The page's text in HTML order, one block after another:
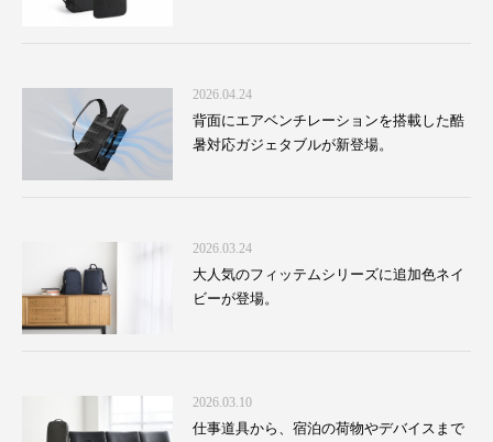
2026.04.24
背面にエアベンチレーションを搭載した酷
暑対応ガジェタブルが新登場。
2026.03.24
大人気のフィッテムシリーズに追加色ネイ
ビーが登場。
2026.03.10
仕事道具から、宿泊の荷物やデバイスまで